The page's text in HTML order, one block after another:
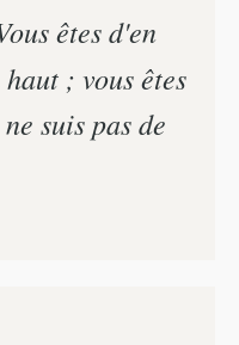
êtes d'en
; vous êtes
suis pas de